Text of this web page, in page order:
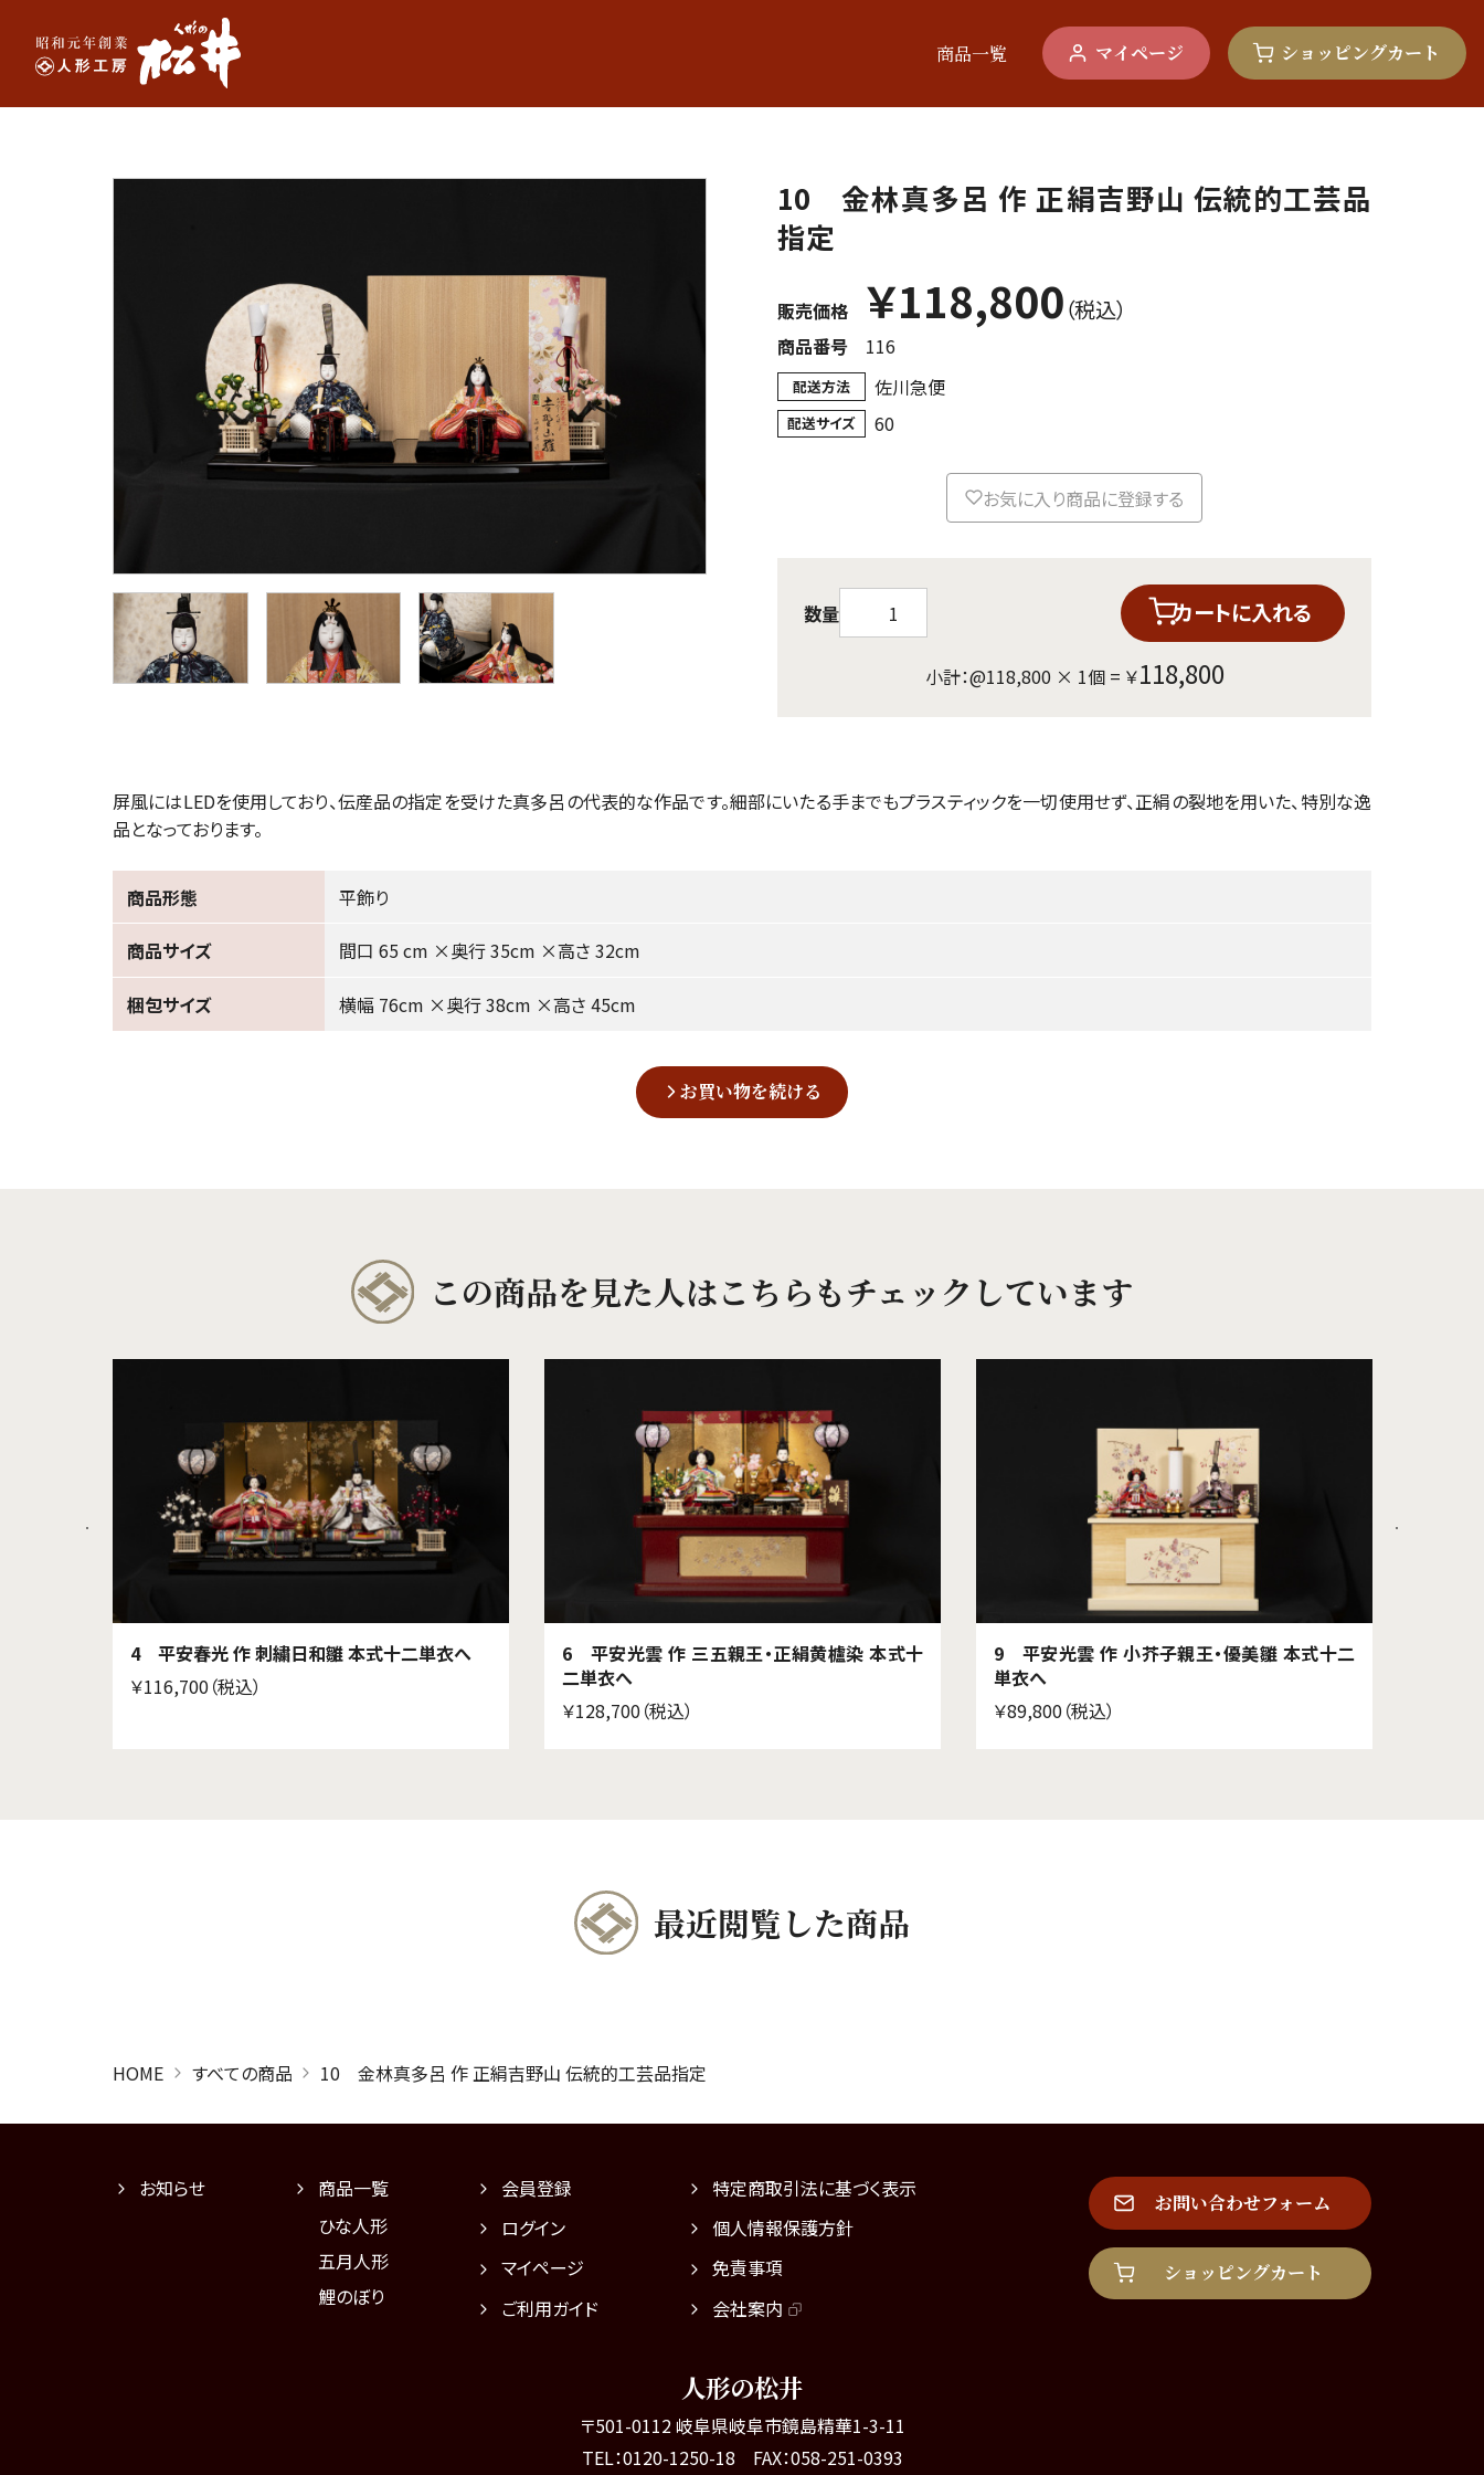
商品一覧 マイページ ショッピングカート
HOME すべての商品 10 金林真多呂 作 正絹吉野山 伝統的工芸品指定
10 金林真多呂 作 正絹吉野山 伝統的工芸品
指定
販売価格 ￥118,800（税込）
商品番号 116
配送方法 佐川急便
配送サイズ 60
お気に入り商品に登録する
数量 カートに入れる
小計：@118,800× 1個 = ￥118,800
屏風にはLEDを使用しており、伝産品の指定を受けた真多呂の代表的な作品です。細部にいたる手までもプラスティックを一切使用せず、正絹の裂地を用いた、特別な逸
品となっております。
商品形態 平飾り
商品サイズ 間口 65 cm ×奥行 35cm ×高さ 32cm
梱包サイズ 横幅 76cm ×奥行 38cm ×高さ 45cm
お買い物を続ける
この商品を見た人はこちらもチェックしています
4 平安春光 作 刺繍日和雛 本式十二単衣へ
￥116,700（税込）
6 平安光雲 作 三五親王・正絹黄櫨染 本式十
二単衣へ
￥128,700（税込）
9 平安光雲 作 小芥子親王・優美雛 本式十二
単衣へ
￥89,800（税込）
最近閲覧した商品
お知らせ
商品一覧
ひな人形
五月人形
鯉のぼり
会員登録
ログイン
マイページ
ご利用ガイド
特定商取引法に基づく表示
個人情報保護方針
免責事項
会社案内
お問い合わせフォーム
ショッピングカート
人形の松井
〒501-0112 岐阜県岐阜市鏡島精華1-3-11
TEL：0120-1250-18 FAX：058-251-0393